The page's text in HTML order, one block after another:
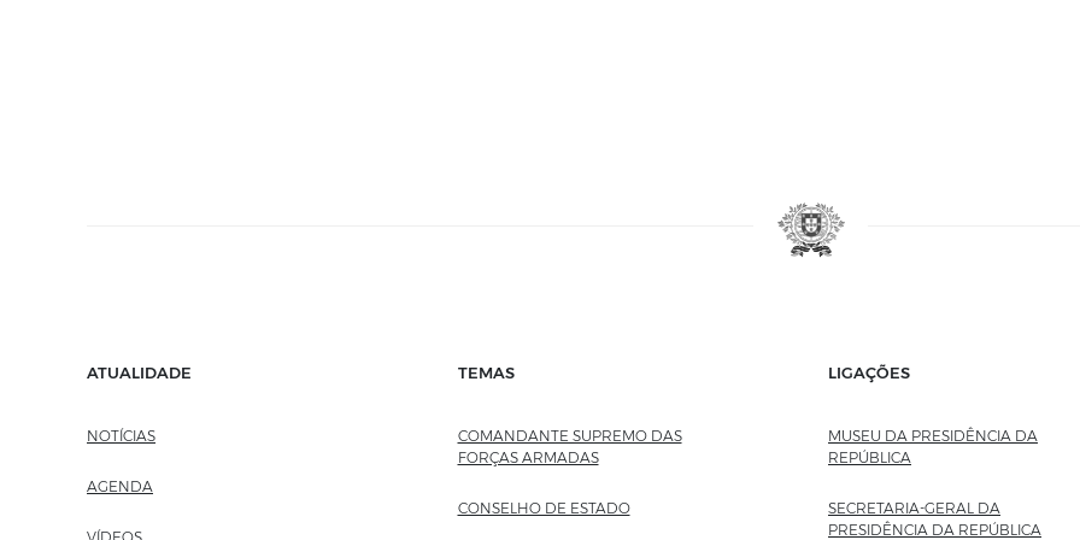
ATUALIDADE
NOTÍCIAS
AGENDA
TEMAS
COMANDANTE SUPREMO DAS
FORÇAS ARMADAS
CONSELHO DE ESTADO
LIGAÇÕES
MUSEU DA PRESIDÊNCIA DA
REPÚBLICA
SECRETARIA-GERAL DA
PRESIDÊNCIA DA REPÚBLICA